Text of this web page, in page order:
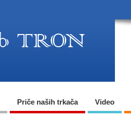
Priče naših trkača Video